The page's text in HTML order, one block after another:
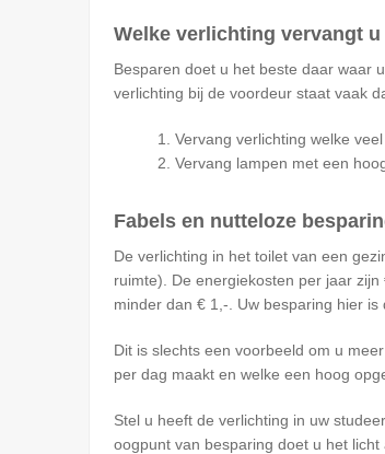
Welke verlichting vervangt u
Besparen doet u het beste daar waar
verlichting bij de voordeur staat vaak
Vervang verlichting welke
Vervang lampen met een
Fabels en nutteloze
De verlichting in het toilet van een
ruimte). De energiekosten per jaar
minder dan € 1,-. Uw besparing hier
Dit is slechts een voorbeeld om u
per dag maakt en welke een hoog
Stel u heeft de verlichting in uw
oogpunt van besparing doet u het